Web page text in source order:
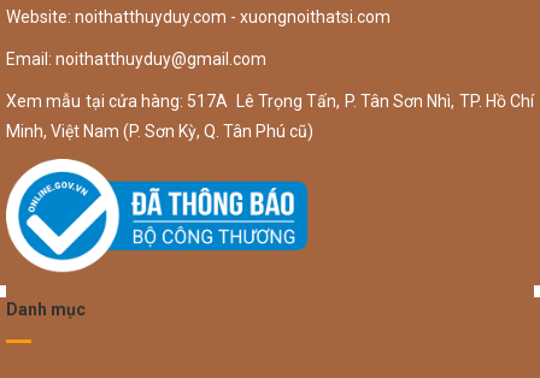
Website: noithatthuyduy.com - xuongnoithatsi.com
Email: noithatthuyduy@gmail.com
Xem mẫu tại cửa hàng: 517A Lê Trọng Tấn, P. Tân Sơn Nhì, TP. Hồ Chí
Minh, Việt Nam (P. Sơn Kỳ, Q. Tân Phú cũ)
Danh mục